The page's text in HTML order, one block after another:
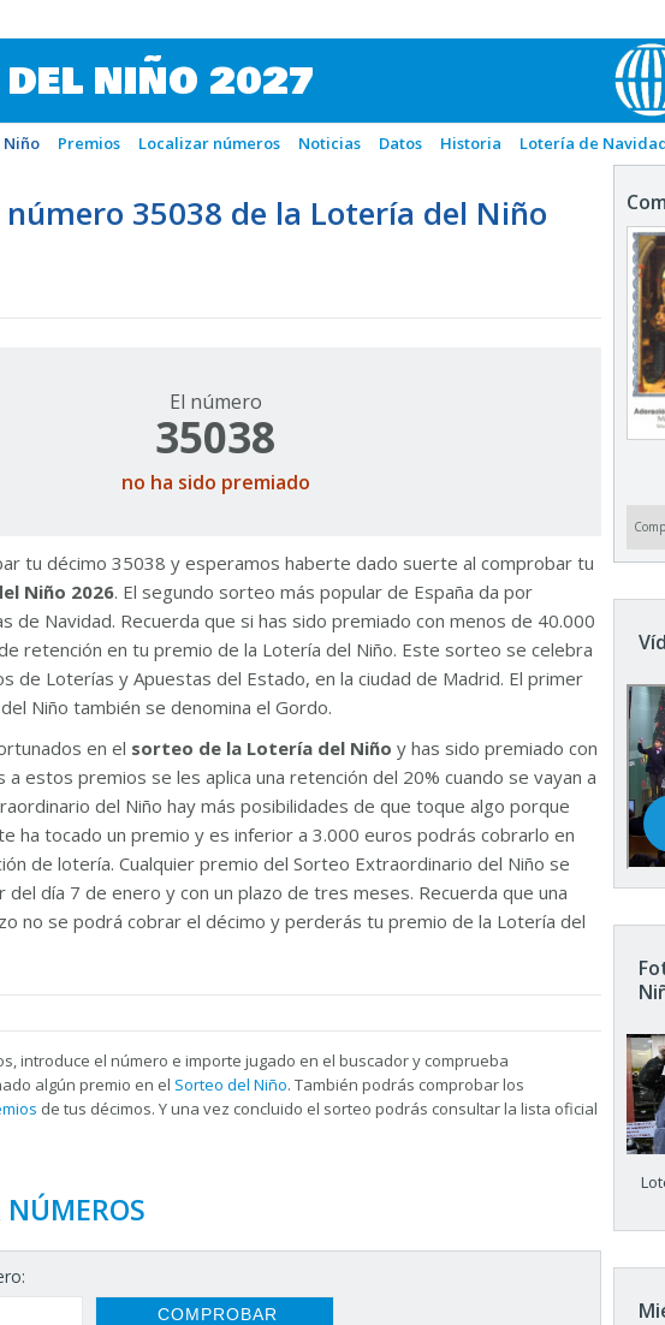
DEL NIÑO 2027
Niño Premios Localizar números Noticias Datos Historia Lotería de
35038 de la Lotería del Niño
El número
35038
no ha sido premiado
tu décimo 35038 y esperamos haberte dado suerte al comprobar tu
Niño 2026. El segundo sorteo más popular de España da por
de Navidad. Recuerda que si has sido premiado con menos de 40.000
retención en tu premio de la Lotería del Niño. Este sorteo se celebra
de Loterías y Apuestas del Estado, en la ciudad de Madrid. El primer
Niño también se denomina el Gordo.
en el sorteo de la Lotería del Niño y has sido premiado con
a estos premios se les aplica una retención del 20% cuando se vayan a
del Niño hay más posibilidades de que toque algo porque
ha tocado un premio y es inferior a 3.000 euros podrás cobrarlo en
de lotería. Cualquier premio del Sorteo Extraordinario del Niño se
día 7 de enero y con un plazo de tres meses. Recuerda que una
no se podrá cobrar el décimo y perderás tu premio de la Lotería del
introduce el número e importe jugado en el buscador y comprueba
algún premio en el Sorteo del Niño. También podrás comprobar los
de tus décimos. Y una vez concluido el sorteo podrás consultar la lista oficial
NÚMEROS